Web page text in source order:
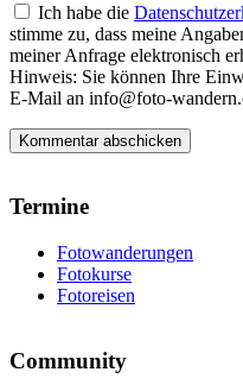
Ich habe die
stimme zu, dass meine
meiner Anfrage elektronisch
Hinweis: Sie können Ihre
E-Mail an info@foto-
Termine
Fotowanderungen
Fotokurse
Fotoreisen
Community